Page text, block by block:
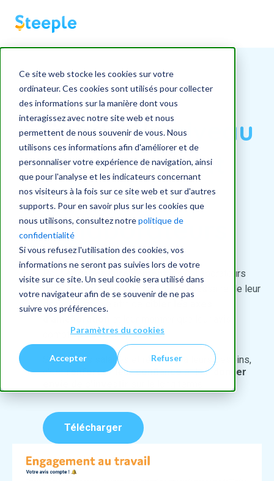
Ce site web stocke les cookies sur votre
ordinateur. Ces cookies sont utilisés pour collecter
des informations sur la manière dont vous
interagissez avec notre site web et nous
permettent de nous souvenir de vous. Nous
utilisons ces informations afin d'améliorer et de
personnaliser votre expérience de navigation, ainsi
que pour l'analyse et les indicateurs concernant
nos visiteurs à la fois sur ce site web et sur d'autres
supports. Pour en savoir plus sur les cookies que
nous utilisons, consultez notrepolitique de
confidentialité
Si vous refusez l'utilisation des cookies, vos
informations ne seront pas suivies lors de votre
visite sur ce site. Un seul cookie sera utilisé dans
votre navigateur afin de se souvenir de ne pas
suivre vos préférences.
Paramètres du cookies
Accepter Refuser
Sondez leniveau
d'engagement
de vos
collaborateurs
engager durablement
les collaborateurs
dans la vie de l'entreprise, il est nécessaire de leur
donner la parole afin de
compte pour l'entreprise.
Sonder ses salariés et répondre à leurs besoins,
c'estrenforcer leur confianceet leur
donner
Télécharger